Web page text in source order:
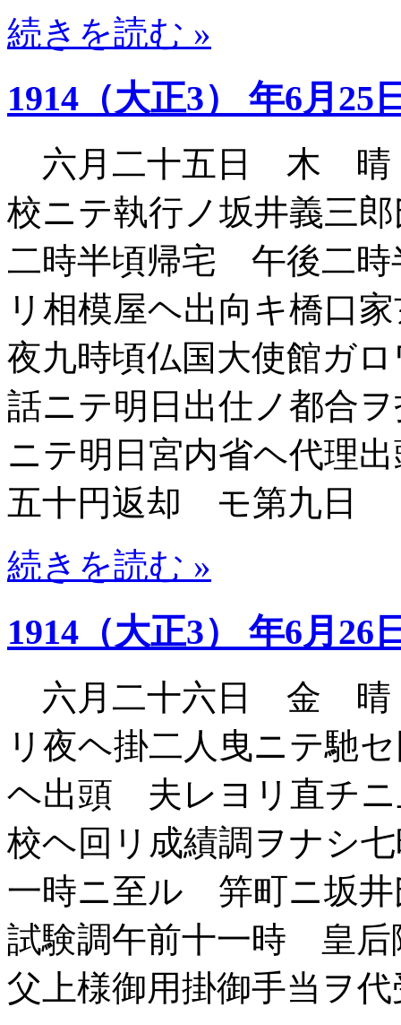
続きを読む »
1914（大正3） 年6月25
六月二十五日 木 晴
校ニテ執行ノ坂井義三
二時半頃帰宅 午後二
リ相模屋ヘ出向キ橋口
夜九時頃仏国大使館ガ
話ニテ明日出仕ノ都合
ニテ明日宮内省ヘ代理
五十円返却 モ第九日
続きを読む »
1914（大正3） 年6月26
六月二十六日 金 晴
リ夜ヘ掛二人曳ニテ馳
ヘ出頭 夫レヨリ直チニ
校ヘ回リ成績調ヲナシ
一時ニ至ル 笄町ニ坂
試験調午前十一時 皇
父上様御用掛御手当ヲ代